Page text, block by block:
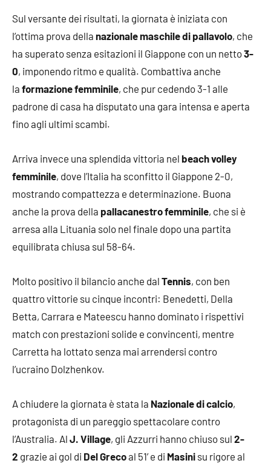
Sul versante dei risultati, la giornata è iniziata con
l’ottima prova della nazionale maschile di pallavolo, che
ha superato senza esitazioni il Giappone con un netto3-
0, imponendo ritmo e qualità. Combattiva anche
la formazione femminile, che pur cedendo 3-1 alle
padrone di casa ha disputato una gara intensa e aperta
fino agli ultimi scambi.
Arriva invece una splendida vittoria nel beach volley
femminile, dove l’Italia ha sconfitto il Giappone 2-0,
mostrando compattezza e determinazione. Buona
anche la prova della pallacanestro femminile, che si è
arresa alla Lituania solo nel finale dopo una partita
equilibrata chiusa sul 58-64.
Molto positivo il bilancio anche dal Tennis, con ben
quattro vittorie su cinque incontri: Benedetti, Della
Betta, Carrara e Mateescu hanno dominato i rispettivi
match con prestazioni solide e convincenti, mentre
Carretta ha lottato senza mai arrendersi contro
l’ucraino Dolzhenkov.
A chiudere la giornata è stata la Nazionale di calcio,
protagonista di un pareggio spettacolare contro
l’Australia. Al J. Village, gli Azzurri hanno chiuso sul 2-
2 grazie ai gol di Del Grecoal 51’ e di Masini su rigore al